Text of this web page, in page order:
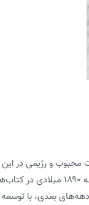
محبوب و رژیمی در
تاریخچه کوکی کره بادام زمینی به قرن نوزدهم در آمریکا بازمی‌گردد.
بعدی، با توسعه